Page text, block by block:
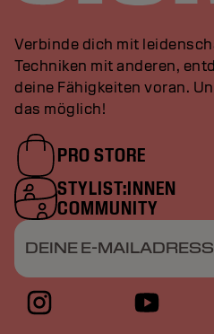
Verbinde dich mit
Techniken mit anderen,
deine Fähigkeiten voran.
das möglich!
PRO STORE
STYLIST:INNEN
COMMUNITY
DEINE E-